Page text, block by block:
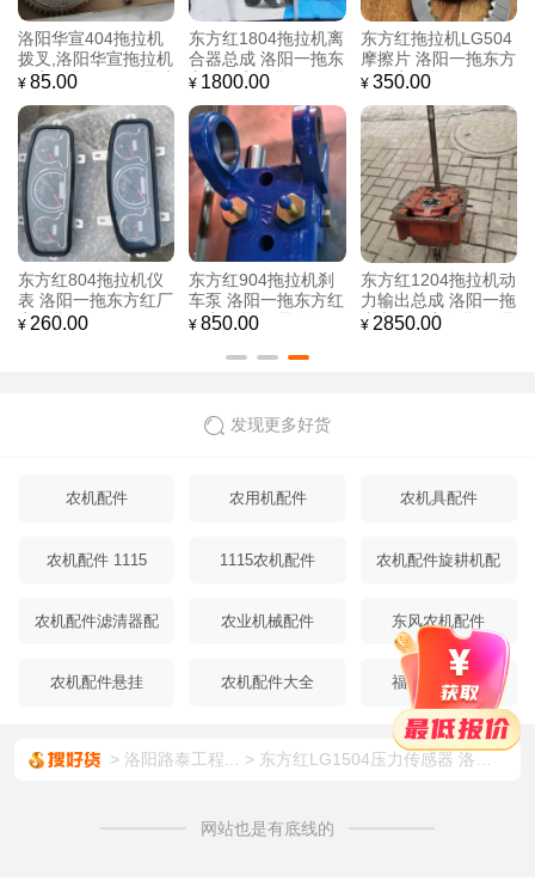
洛阳华宣404拖拉机
拨叉,洛阳华宣拖拉机
厂家发货,原厂正品质
¥ 85.00
东方红1804拖拉机离
合器总成 洛阳一拖东
方红厂家发货
¥ 1800.00
东方红拖拉机LG504
摩擦片 洛阳一拖东方
红厂家发货
¥ 350.00
东方红804拖拉机仪
表 洛阳一拖东方红厂
家发货
¥ 260.00
东方红904拖拉机刹
车泵 洛阳一拖东方红
厂家发货,正品保证
¥ 850.00
东方红1204拖拉机动
力输出总成 洛阳一拖
东方红厂家发货,正品
¥ 2850.00
发现更多好货
农机配件 农用机配件 农机具配件
农机配件 1115 1115农机配件 农机配件旋耕机配
农机配件滤清器配
农业机械配件 东风农机配件
农机配件悬挂 农机配件大全 福田农机配件
洛阳路泰工程... 东方红LG1504压力传感器 洛阳一拖东方红厂家发货
网站也是有底线的